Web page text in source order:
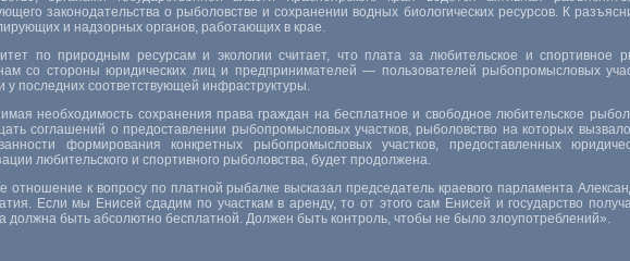
законодательства о рыболовстве и сохранении водных биологических ресурсов. К
и надзорных органов, работающих в крае.
по природным ресурсам и экологии считает, что плата за любительское и спортивное
со стороны юридических лиц и предпринимателей — пользователей рыбопромысловых
у последних соответствующей инфраструктуры.
необходимость сохранения права граждан на бесплатное и свободное любительское
соглашений о предоставлении рыбопромысловых участков, рыболовство на которых
формирования конкретных рыбопромысловых участков, предоставленных
любительского и спортивного рыболовства, будет продолжена.
отношение к вопросу по платной рыбалке высказал председатель краевого парламента
Если мы Енисей сдадим по участкам в аренду, то от этого сам Енисей и государство
должна быть абсолютно бесплатной. Должен быть контроль, чтобы не было злоупотреблений».